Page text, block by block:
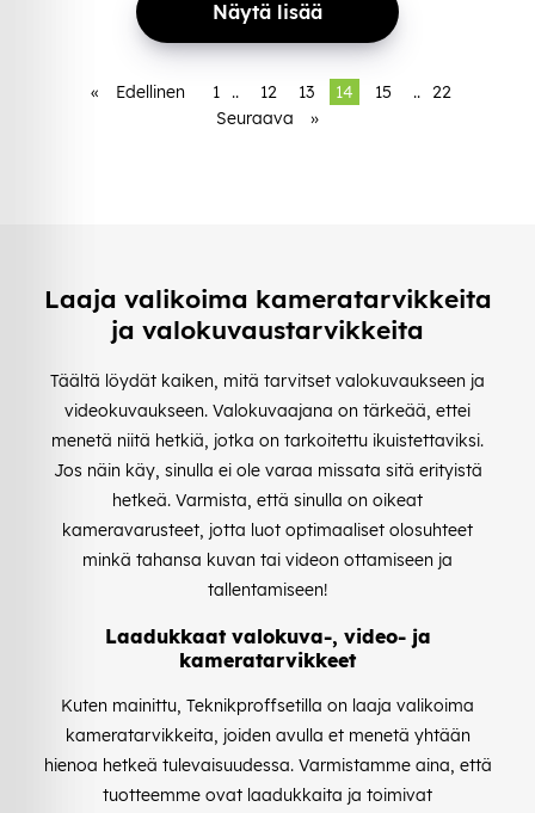
Näytä lisää
« Edellinen 1 .. 12 13 14 15 .. 22
Seuraava
»
Laaja valikoima kameratarvikkeita
ja valokuvaustarvikkeita
Täältä löydät kaiken, mitä tarvitset valokuvaukseen ja
videokuvaukseen. Valokuvaajana on tärkeää, ettei
menetä niitä hetkiä, jotka on tarkoitettu ikuistettaviksi.
Jos näin käy, sinulla ei ole varaa missata sitä erityistä
hetkeä. Varmista, että sinulla on oikeat
kameravarusteet, jotta luot optimaaliset olosuhteet
minkä tahansa kuvan tai videon ottamiseen ja
tallentamiseen!
Laadukkaat valokuva-, video- ja
kameratarvikkeet
Kuten mainittu, Teknikproffsetilla on laaja valikoima
kameratarvikkeita, joiden avulla et menetä yhtään
hienoa hetkeä tulevaisuudessa. Varmistamme aina, että
tuotteemme ovat laadukkaita ja toimivat